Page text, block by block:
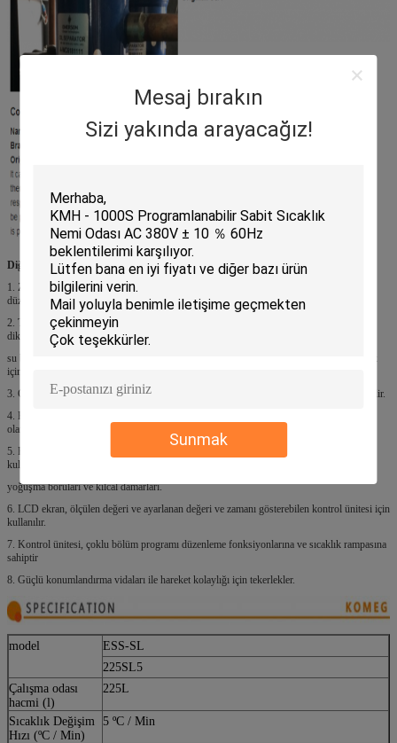
Mesaj bırakın
Sizi yakında arayacağız!
Sunmak
Diğer özellikler:
1. Zarif görünüm, dairesel şekilli gövde, buğu şeridi ile işlenmiş yüzey ve reaksiyonsuz
düzlem tutamak. Kullanımı kolay, güvenli ve güvenilir.
2. Ter geçirmez elektrikli ısıtma cihazı ile donatılmış test altındaki ürünün gözlemi için
dikdörtgen görüntüleme penceresi
su buharının damlacıklara yoğunlaşmasını engelleyebilir ve kutunun içinde ışık sağlamak
için yüksek parlaklıkta PL floresan ampullerle kullanılabilir.
3. Çift katmanlı yalıtımlı hava geçirmez kapılar, iç sıcaklığını etkin bir şekilde izole edebilir.
4. Harici olarak bağlanabilir, nemlendirme kabına su doldurmak için uygun ve otomatik
olarak geri dönüştürülebilir su besleme sistemi.
5. Fransız Tecumseh, arasındaki yağlayıcıyı kaldırabilen kompresör dolaşım sistemi için
kullanılır.
yoğuşma boruları ve kılcal damarları.
6. LCD ekran, ölçülen değeri ve ayarlanan değeri ve zamanı gösterebilen kontrol ünitesi için
kullanılır.
7. Kontrol ünitesi, çoklu bölüm programı düzenleme fonksiyonlarına ve sıcaklık rampasına
sahiptir
8. Güçlü konumlandırma vidaları ile hareket kolaylığı için tekerlekler.
model
ESS-SL
225SL5
Çalışma odası
hacmi (l)
225L
Sıcaklık Değişim
Hızı (ºC / Min)
5 ºC / Min